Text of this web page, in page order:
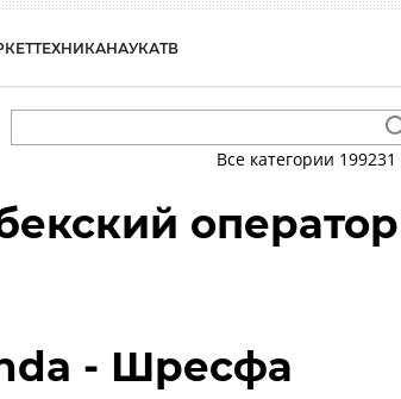
ТЕХНИКАНАУКАТВ
Все категории 199231
оператор
- Шресфа